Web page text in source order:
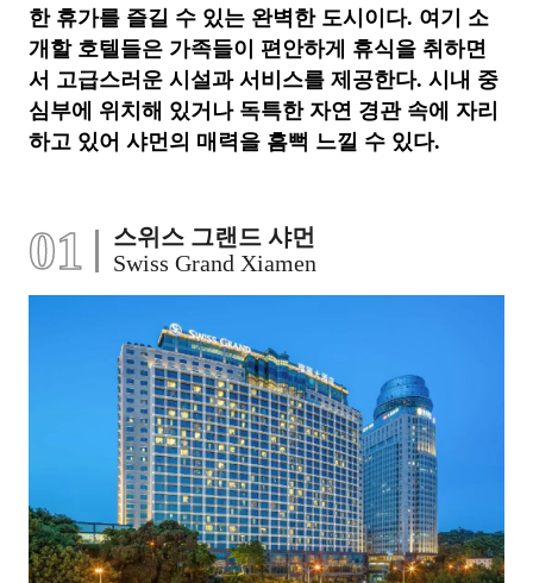
한 휴가를 즐길 수 있는 완벽한 도시이다. 여기 소
개할 호텔들은 가족들이 편안하게 휴식을 취하면
서 고급스러운 시설과 서비스를 제공한다. 시내 중
심부에 위치해 있거나 독특한 자연 경관 속에 자리
하고 있어 샤먼의 매력을 흠뻑 느낄 수 있다.
01
스위스 그랜드 샤먼
Swiss Grand Xiamen